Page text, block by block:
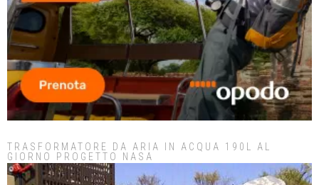
TRASFORMATORE DA ARIA IN ACQUA 190L AL
GIORNO PROGETTO NASA